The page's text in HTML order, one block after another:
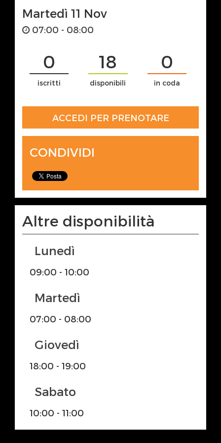
Martedì 11 Nov
07:00 - 08:00
0
iscritti
18
disponibili
0
in coda
ACCEDI PER PRENOTARE
CONDIVIDI
Altre disponibilità
Lunedì
09:00 - 10:00
Martedì
07:00 - 08:00
Giovedì
18:00 - 19:00
Sabato
10:00 - 11:00